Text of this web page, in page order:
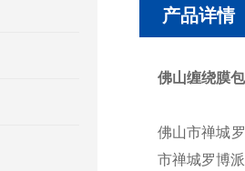
产品详情
佛山缠绕膜
佛山市禅城
市禅城罗博